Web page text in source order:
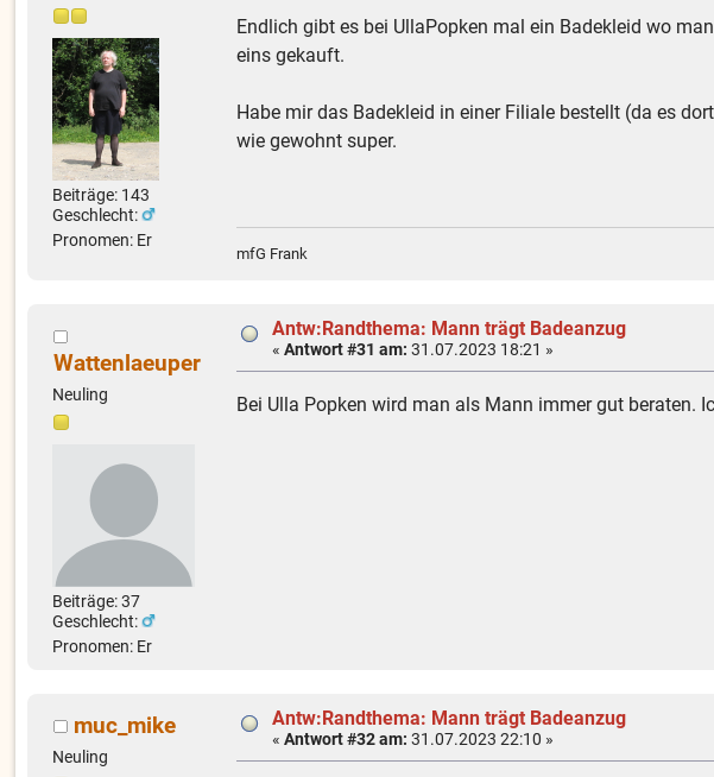
Beiträge: 143
Geschlecht:
Pronomen: Er
Endlich gibt es bei UllaPopken mal ein Badekleid wo
eins gekauft.
Habe mir das Badekleid in einer Filiale bestellt (da es
wie gewohnt super.
mfG Frank
Wattenlaeuper
Neuling
Beiträge: 37
Geschlecht:
Pronomen: Er
Antw:Randthema: Mann trägt Badeanzug
«Antwort #31 am: 31.07.2023 18:21 »
Bei Ulla Popken wird man als Mann immer gut beraten.
muc_mike
Neuling
Antw:Randthema: Mann trägt Badeanzug
«Antwort #32 am: 31.07.2023 22:10 »